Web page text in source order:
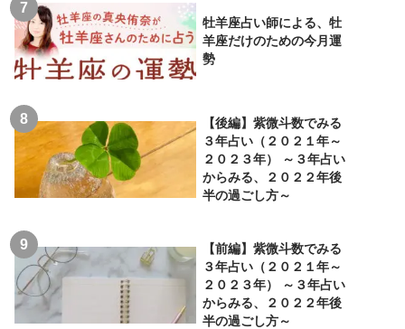
牡羊座占い師による、牡
羊座だけのための今月運
勢
【後編】紫微斗数でみる
３年占い（２０２１年～
２０２３年） ～３年占い
からみる、２０２２年後
半の過ごし方～
【前編】紫微斗数でみる
３年占い（２０２１年～
２０２３年） ～３年占い
からみる、２０２２年後
半の過ごし方～